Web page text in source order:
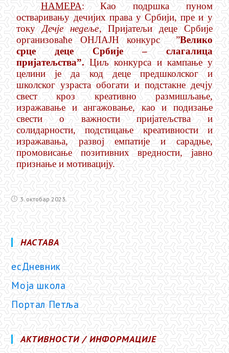
НАМЕРА:
Као подршка пуном
остваривању дечијих права у Србији, пре и у
токуДечје недеље, Пријатељи деце Србије
организоваће ОНЛАЈН конкурс”Велико
срце деце Србије – слагалица
пријатељства”.Циљ конкурса и кампање у
целини је да код деце предшколског и
школског узраста обогати и подстакне дечју
свест кроз креативно размишљање,
изражавање и ангажовање, као и подизање
свести о важности пријатељства и
солидарности, подстицање креативности и
изражавања, развој
емпатије и сарадње,
промовисање позитивних вредности, јавно
признање и мотивацију.
3. октобар 2023.
НАСТАВА
есДневник
Моја школа
Портал Петља
АКТИВНОСТИ / ИНФОРМАЦИЈЕ